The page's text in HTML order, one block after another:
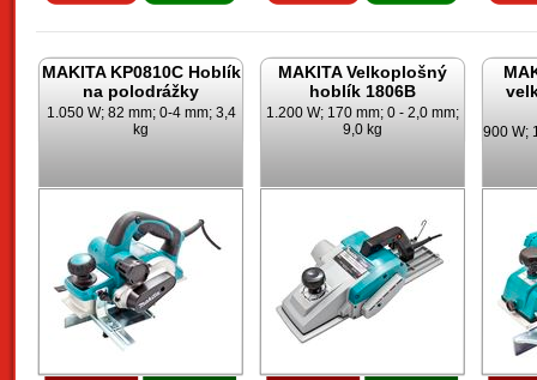
MAKITA KP0810C Hoblík
na polodrážky
1.050 W; 82 mm; 0-4 mm; 3,4
kg
MAKITA Velkoplošný
hoblík 1806B
1.200 W; 170 mm; 0 - 2,0 mm;
9,0 kg
900 W;